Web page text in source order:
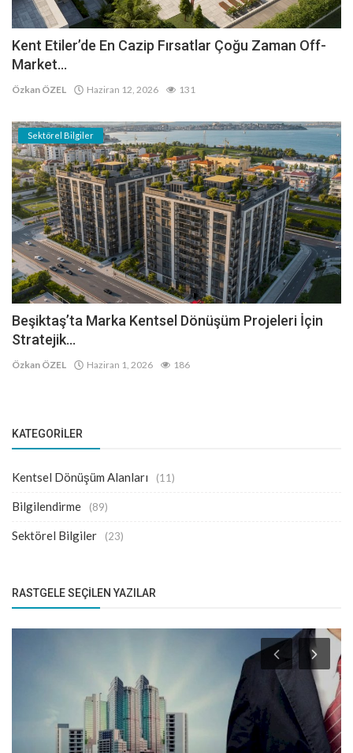
Kent Etiler’de En Cazip Fırsatlar Çoğu Zaman Off-
Market...
Özkan ÖZEL Haziran 12, 2026 131
Sektörel Bilgiler
Beşiktaş’ta Marka Kentsel Dönüşüm Projeleri İçin
Stratejik...
Özkan ÖZEL Haziran 1, 2026 186
KATEGORILER
Kentsel Dönüşüm Alanları (11)
Bilgilendirme (89)
Sektörel Bilgiler (23)
RASTGELE SEÇILEN YAZILAR